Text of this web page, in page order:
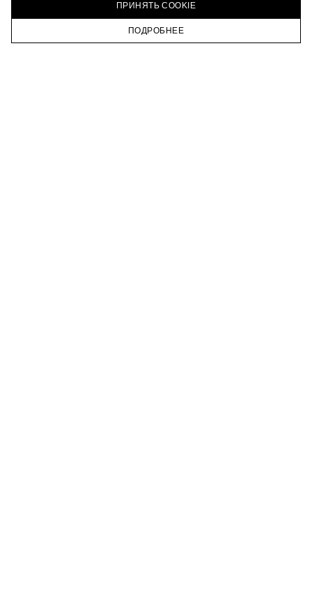
ПРИНЯТЬ COOKIE
ПОДРОБНЕЕ
ГЛАВНАЯ КАТАЛОГ КОРЗИНА ПРОФИЛЬ
ТЕЛЕГРАМ
ПОДПИСАТЬСЯ НА НОВОСТИ